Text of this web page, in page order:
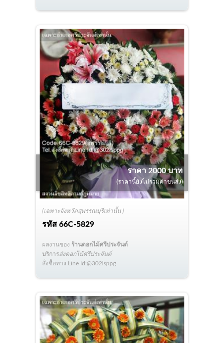
(เฉพาะจังหวัดสุพรรณบุรีเท่านั้น )
รหัส66C-5829
ราคา 2000 บาท
(ราคานี้ยังไม่รวมค่าขนส่ง)
ผลงานของ ร้านดอกไม้ศรีประจันต์
บริการส่งดอกไม้ศรีประจันต์
สั่งซื้อทาง Line Id:@302lsppg